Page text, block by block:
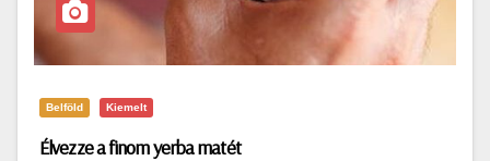
Belföld Kiemelt
Élvezze a finom yerba matét